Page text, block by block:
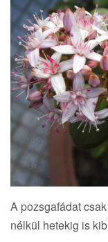
A pozsgafádat
nélkül hetekig is